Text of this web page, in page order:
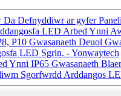
Da Defnyddiwr ar gyfer
LED Arbed Ynni
P10 Gwasanaeth Deuol
LED Sgrin. - Yonwaytech
Ynni IP65 Gwasanaeth
Sgorfwrdd Arddangos